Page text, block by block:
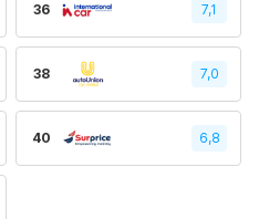
36 7,1
38 7,0
40 6,8